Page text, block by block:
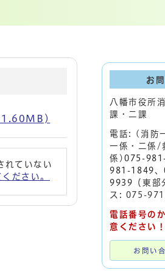
1.60MB)
れていない
ださい。
お
八幡市役所
課・二課
電話: (消防
一係・二係/
係)075-
981-1849、
9939
（東
ス: 075-
電話番号の
意ください！
お問い